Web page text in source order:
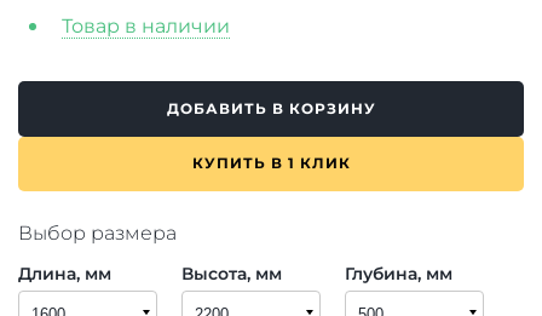
Товар в наличии
ДОБАВИТЬ В КОРЗИНУ
КУПИТЬ В 1 КЛИК
Выбор размера
Длина, мм Высота, мм Глубина, мм